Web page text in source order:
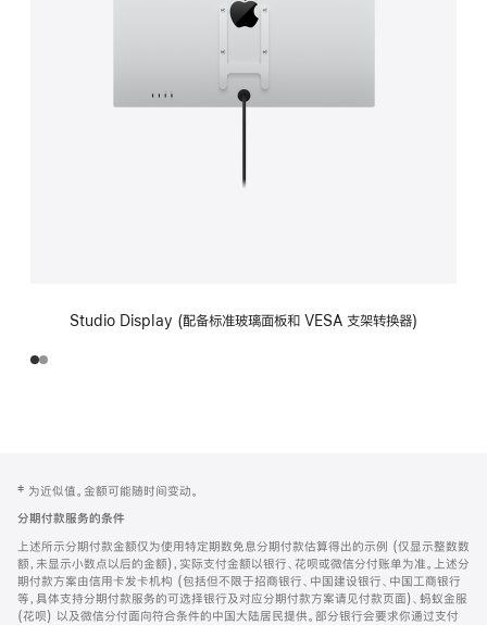
Studio Display (配备标准玻璃面板和 VESA 支架转换器)
页
页
脚
注
‡ 为近似值。金额可能随时间变动。
分期付款服务的条件
上述所示分期付款金额仅为使用特定期数免息分期付款估算得出的示例 (仅显示整数数
额，未显示小数点以后的金额)，实际支付金额以银行、花呗或微信分付账单为准。上述分
期付款方案由信用卡发卡机构 (包括但不限于招商银行、中国建设银行、中国工商银行
等，具体支持分期付款服务的可选择银行及对应分期付款方案请见付款页面)、蚂蚁金服
(花呗) 以及微信分付面向符合条件的中国大陆居民提供。部分银行会要求你通过支付